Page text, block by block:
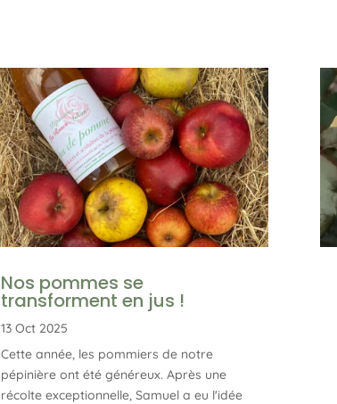
Nos pommes se
transforment en jus !
13 Oct 2025
Cette année, les pommiers de notre
pépinière ont été généreux. Après une
récolte exceptionnelle, Samuel a eu l'idée